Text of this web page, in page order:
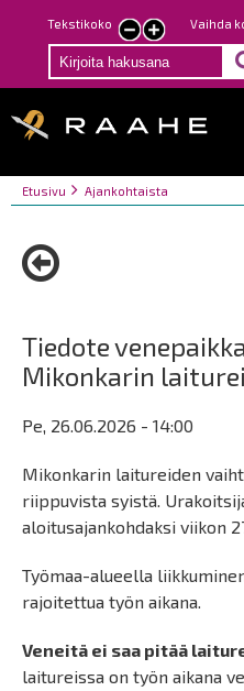
Hyppää
pääsisältöön
Tekstikoko
Pienennä
tekstin
kokoa
Suurenna
tekstin
kokoa
Vaihda
Breadcrumbs
You
here:
Etusivu Ajankohtaista
Tiedote
Mikonkarin
Pe, 26.06.2026 - 14:00
Mikonkarin laitureiden
riippuvista syistä.
aloitusajankohdaksi viikon
Työmaa-alueella
rajoitettua työn aikana.
Veneitä ei saa pitää
laitureissa on työn aikana